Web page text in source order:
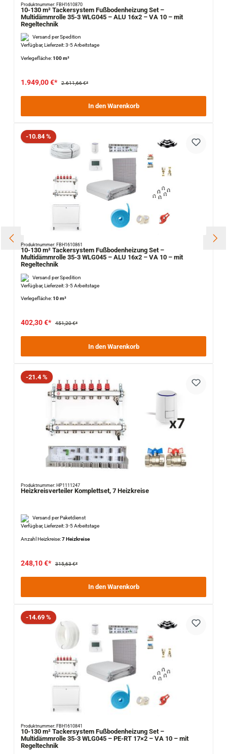
Produktnummer: FBH1610870
10-130 m² Tackersystem Fußbodenheizung Set –
Multidämmrolle 35-3 WLG045 – ALU 16x2 – VA 10 – mit
Regeltechnik
Versand per Spedition
Verfügbar, Lieferzeit: 3-5 Arbeitstage
Verlegefläche:100 m²
1.949,00 €* 2.611,66 €*
In den Warenkorb
Rabatt
-10.84 %
Produktnummer: FBH1610861
10-130 m² Tackersystem Fußbodenheizung Set –
Multidämmrolle 35-3 WLG045 – ALU 16x2 – VA 10 – mit
Regeltechnik
Versand per Spedition
Verfügbar, Lieferzeit: 3-5 Arbeitstage
Verlegefläche:10 m²
402,30 €* 451,20 €*
In den Warenkorb
Rabatt
-21.4 %
Produktnummer: HP1111247
Heizkreisverteiler Komplettset, 7 Heizkreise
Versand per Paketdienst
Verfügbar, Lieferzeit: 3-5 Arbeitstage
Anzahl Heizkreise:7 Heizkreise
248,10 €* 315,63 €*
In den Warenkorb
Rabatt
-14.69 %
Produktnummer: FBH1610841
10-130 m² Tackersystem Fußbodenheizung Set –
Multidämmrolle 35-3 WLG045 – PE-RT 17×2 – VA 10 – mit
Regeltechnik